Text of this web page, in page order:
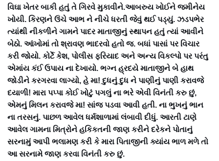
વિઘા ખેતર બાકી હતું તે ગિરવે મુકાવીને.આબરુય ખોઈને જમીનેય
ખોયી. કિરણને ઉંચે આભ ને નીચે ધરતી જેવું થઈ પડ્યું. ઝડપભેર
ત્યાંથી નીકળીને ગામને પાદર માતાજીનું સ્થાપન હતું ત્યાં આવીને
બેઠો. આંખોમાં તો શ્રાવણ ભાદરવો હતો જ. બધાં પાસાં પર વિચાર
કરી જોયો. કોર્ટે કેશ, પોલીસ ફરિયાદ અને અન્ય વિકલ્પો પર પરંતુ
એમાંય કંઈ ઉપાય ના દેખાયો. ભગ્ન હ્રદયે માતાજીને બે હાથ
જોડીને કરગરવા લાગ્યો, હે મા! દુધનું દુધ ને પાણીનું પાણી કરાવજે
દયાળી! મારા પપ્પા કોઈ ખોટું પગલું ના ભરે એવી વિનંતી કરુ છું,
એમનું મિલન કરાવજે મા! સાંજ પડવા આવી હતી. ના ભુખનું ભાન
ના તરસનું. પાછળ આવેલ ધર્મશાળામાં લંબાવી દીધું. આરતી ટાણે
આવેલ ગામના મિત્રોને હકિકતની જાણ કરીને દરેકને પોતાનું
સરનામું આપી ભલામણ કરી કે મારા પિતાજીની ક્યાંય ભાળ મળે તો
આ સરનામે જાણ કરવા વિનંતી કરુ છું.